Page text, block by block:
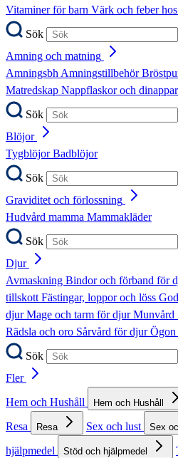
Vitaminer för barn Värk och feber
Sök
Amning och matning
AmningsbhAmningstillbehör
Matredskap Nappflaskor och dinappar
Sök
Blöjor
TygblöjorBadblöjor
Sök
Graviditet och förlossning
Hudvård mamma Mammakläder
Sök
Djur
Avmaskning Bindor och förband för
tillskottFästingar, loppor och löss
djurMage och tarm för djurMunvård
Rädsla och oro Sårvård för djur
Sök
Fler
Hem och Hushåll
Hem och Hushåll
Resa
Resa Sex och lust Sex
hjälpmedel
Stöd och hjälpmedel